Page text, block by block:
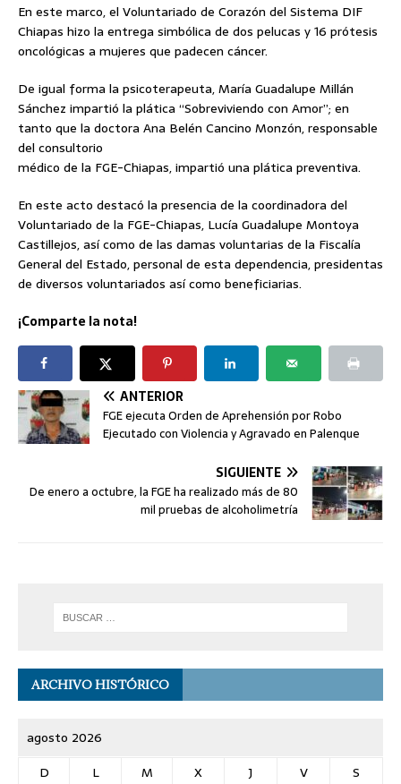
En este marco, el Voluntariado de Corazón del Sistema DIF
Chiapas hizo la entrega simbólica de dos pelucas y 16 prótesis
oncológicas a mujeres que padecen cáncer.
De igual forma la psicoterapeuta, María Guadalupe Millán
Sánchez impartió la plática “Sobreviviendo con Amor”; en
tanto que la doctora Ana Belén Cancino Monzón, responsable
del consultorio
médico de la FGE-Chiapas, impartió una plática preventiva.
En este acto destacó la presencia de la coordinadora del
Voluntariado de la FGE-Chiapas, Lucía Guadalupe Montoya
Castillejos, así como de las damas voluntarias de la Fiscalía
General del Estado, personal de esta dependencia, presidentas
de diversos voluntariados así como beneficiarias.
¡Comparte la nota!
ANTERIOR
FGE ejecuta Orden de Aprehensión por Robo
Ejecutado con Violencia y Agravado en Palenque
SIGUIENTE
De enero a octubre, la FGE ha realizado más de 80
mil pruebas de alcoholimetría
ARCHIVO HISTÓRICO
agosto 2026
D
L M X J V
S